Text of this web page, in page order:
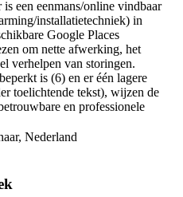
een eenmans/online vindbaar
installatietechniek) in
Google Places
om nette afwerking, het
verhelpen van storingen.
is (6) en er één lagere
toelichtende tekst), wijzen de
en professionele
Nederland